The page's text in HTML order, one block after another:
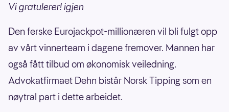
Vi gratulerer! igjen
Den ferske Eurojackpot-millionæren vil bli fulgt opp
av vårt vinnerteam i dagene fremover. Mannen har
også fått tilbud om økonomisk veiledning.
Advokatfirmaet Dehn bistår Norsk Tipping som en
nøytral part i dette arbeidet.